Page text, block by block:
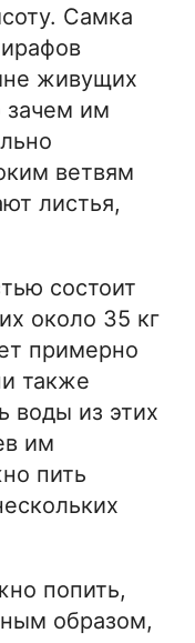
Самка
живущих
им
ветвям
листья,
состоит
около 35 кг
примерно
также
воды из этих
им
пить
попить,
образом,